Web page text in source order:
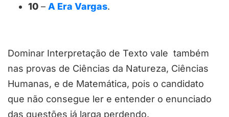
10 – A Era Vargas.
Dominar Interpretação de Texto vale também
nas provas de Ciências da Natureza, Ciências
Humanas, e de Matemática, pois o candidato
que não consegue ler e entender o enunciado
das questões já larga perdendo.